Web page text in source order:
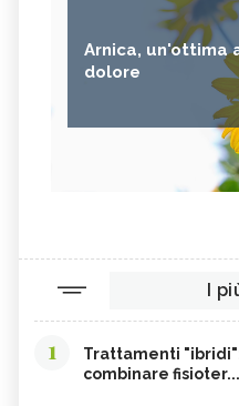
Arnica, un'ottima
dolore
I
1
Trattamenti
combinare fisioter...